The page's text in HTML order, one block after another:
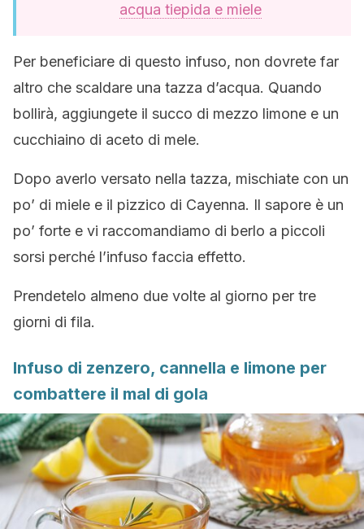
acqua tiepida e miele
Per beneficiare di questo infuso, non dovrete far
altro che scaldare una tazza d’acqua. Quando
bollirà, aggiungete il succo di mezzo limone e un
cucchiaino di aceto di mele.
Dopo averlo versato nella tazza, mischiate con un
po’ di miele e il pizzico di Cayenna. Il sapore è un
po’ forte e vi raccomandiamo di berlo a piccoli
sorsi perché l’infuso faccia effetto.
Prendetelo almeno due volte al giorno per tre
giorni di fila.
Infuso di zenzero, cannella e limone per
combattere il mal di gola